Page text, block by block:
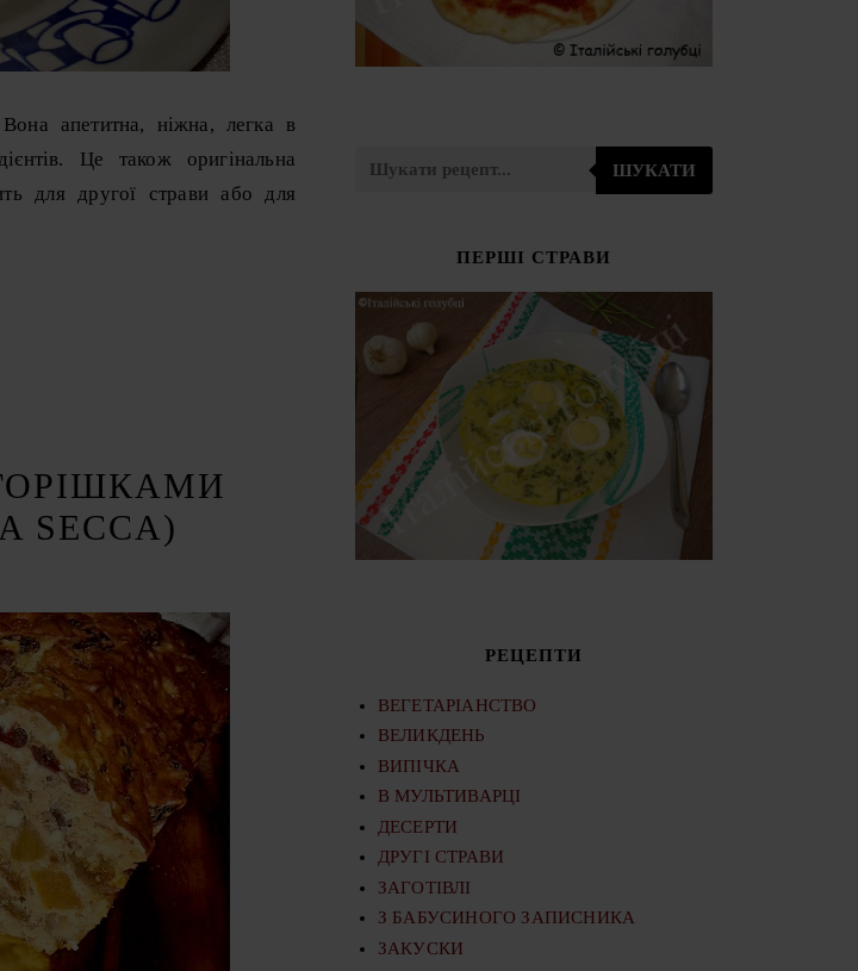
апетитна, ніжна, легка в
Це також оригінальна
для другої страви або для
SECCA)
ШУКАТИ
ПЕРШІ СТРАВИ
РЕЦЕПТИ
ВЕГЕТАРІАНСТВО
ВЕЛИКДЕНЬ
ВИПІЧКА
В МУЛЬТИВАРЦІ
ДЕСЕРТИ
ДРУГІ СТРАВИ
ЗАГОТІВЛІ
З БАБУСИНОГО ЗАПИСНИКА
ЗАКУСКИ